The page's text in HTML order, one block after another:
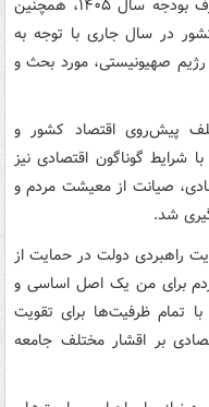
اساسی، گزارش برآورد تحقق منابع و مصارف بودجه سال ۱۴۰۵، همچنین
در سال جاری با توجه به
صهیونیستی، مورد بحث و
پیش‌روی اقتصاد کشور و
شرایط گوناگون اقتصادی نیز
صیانت از معیشت مردم و
شد.
راهبردی دولت در حمایت از
برای من یک اصل اساسی و
تمام ظرفیت‌ها برای تقویت
بر اقشار مختلف جامعه